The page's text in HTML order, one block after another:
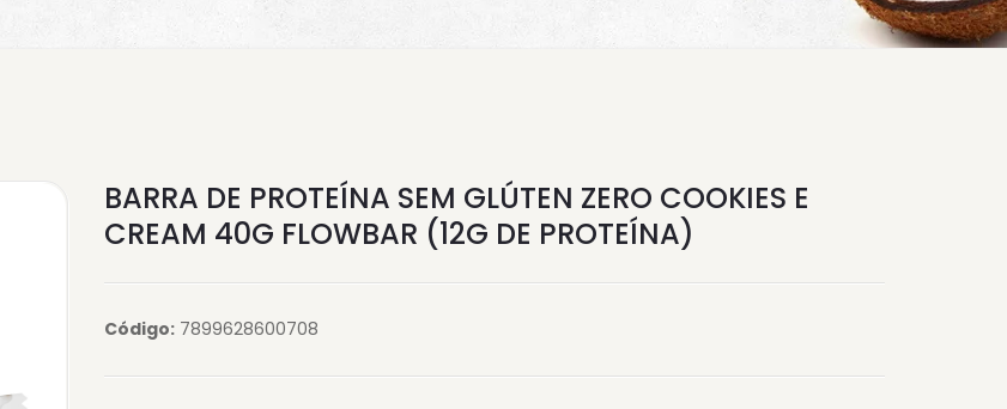
BARRA DE PROTEÍNA SEM GLÚTEN ZERO COOKIES E
CREAM 40G FLOWBAR (12G DE PROTEÍNA)
Código:7899628600708